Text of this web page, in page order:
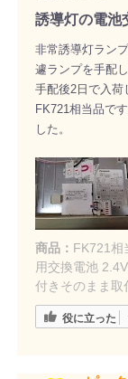
誘導灯の電池
非常誘導灯ラン
遽ランプを手配
手配後2日で入荷
FK721相当品で
した。
商品： FK721相
用交換電池
付きそのまま取
役に立った